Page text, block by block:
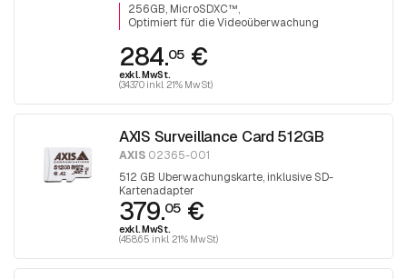
256GB, MicroSDXC™
Optimiert für die Videoüberwachung
284.05 €
exkl. MwSt.
(343.70 inkl. 21% MwSt)
AXIS Surveillance Card 512GB
AXIS 02365-001
512 GB Überwachungskarte, inklusive SD-
Kartenadapter
379.05 €
exkl. MwSt.
(458.65 inkl. 21% MwSt)